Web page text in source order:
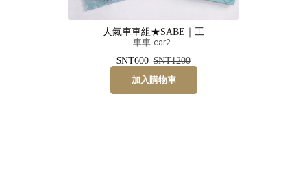
人氣車車組★SABE｜工
車車-car2..
$NT600$NT1200
加入購物車